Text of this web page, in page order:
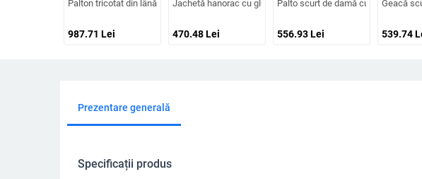
Palton tricotat din lână dublu-față, cu glugă, croială lejeră, lungime medie, fermoar
987.71 Lei
Jachetă hanorac cu glugă din Sherpa, lână de miel, cu litere
470.48Lei
Palto scurt de damă cu guler lotus,
556.93Lei
Geacă
539.74
Prezentare generală
Specificații produs